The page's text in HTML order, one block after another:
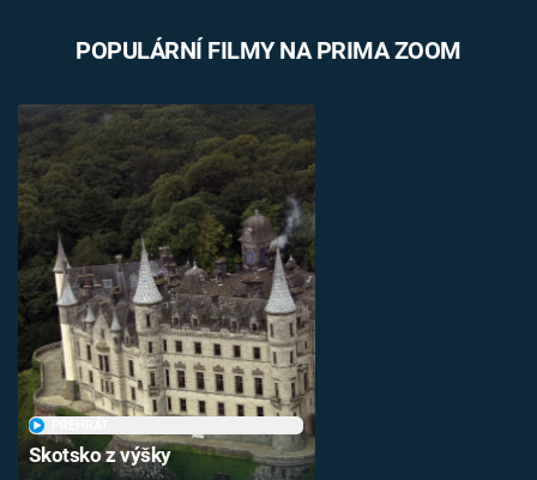
POPULÁRNÍ FILMY NA PRIMA ZOOM
Skotsko z výšky